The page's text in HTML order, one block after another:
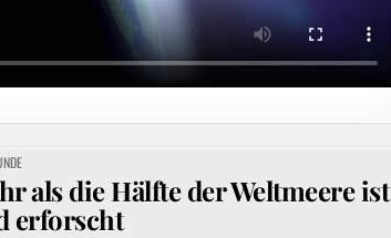
als die Hälfte der Weltmeere ist
erforscht